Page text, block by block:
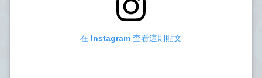
在 Instagram 查看這則貼文